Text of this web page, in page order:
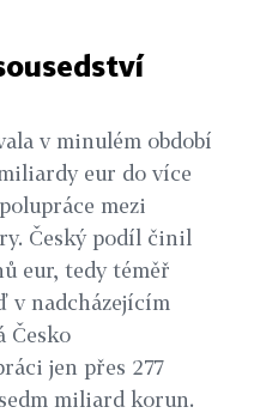
v minulém období
eur do více
mezi
Český podíl činil
eur, tedy téměř
v nadcházejícím
Česko
jen přes 277
miliard korun.